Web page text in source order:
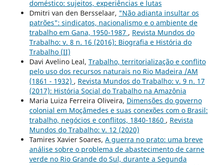
doméstico: sujeitos, experiências e lutas
Dmitri van den Bersselaar, "Não adianta insultar os
patrões": sindicatos, nacionalismo e o ambiente de
trabalho em Gana, 1950-1987 , Revista Mundos do
Trabalho: v. 8 n. 16 (2016): Biografia e História do
Trabalho (II)
Davi Avelino Leal, Trabalho, territorialização e conflito
pelo uso dos recursos naturais no Rio Madeira /AM
(1861 - 1932) , Revista Mundos do Trabalho: v. 9 n. 17
(2017): História Social do Trabalho na Amazônia
Maria Luiza Ferreira Oliveira, Dimensões do governo
colonial em Moçâmedes e suas conexões com o Brasil:
trabalho, negócios e conflitos, 1840-1860 , Revista
Mundos do Trabalho: v. 12 (2020)
Tamires Xavier Soares, A guerra no prato: uma breve
análise sobre o problema de abastecimento de carne
verde no Rio Grande do Sul, durante a Segunda